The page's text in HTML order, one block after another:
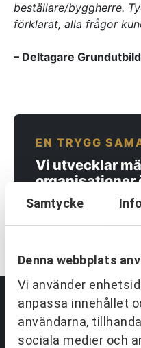
Samtycke
Denna webbplats
Vi använder
anpassa innehållet
användarna,
sociala medier och
— Inre hamnen
vi framtidens
—
allt mer
— Partnering i
Drottninggatan 6
541 31 Skövde
info@urkraft.com
beställare/byggherre.
förklarat, alla frågor
– Deltagare
EN TRYGG
Vi utvecklar
organisationer
Partnering &